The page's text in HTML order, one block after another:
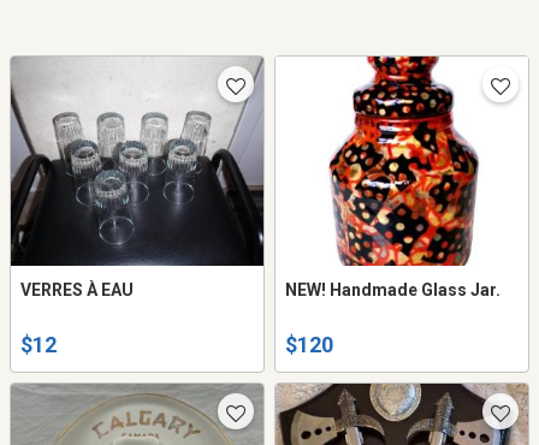
VERRES À EAU
$12
NEW! Handmade Glass Jar.
$120